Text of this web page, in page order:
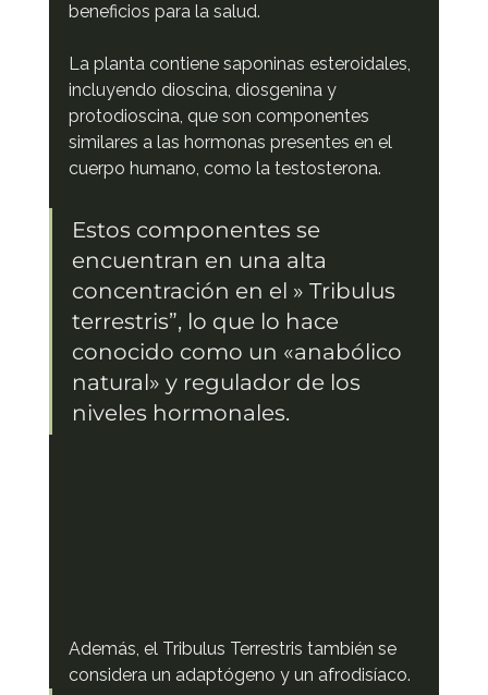
beneficios para la salud.
La planta contiene saponinas esteroidales,
incluyendo dioscina, diosgenina y
protodioscina, que son componentes
similares a las hormonas presentes en el
cuerpo humano, como la testosterona.
Estos componentes se
encuentran en una alta
concentración en el » Tribulus
terrestris”, lo que lo hace
conocido como un «anabólico
natural» y regulador de los
niveles hormonales.
Además, el Tribulus Terrestris también se
considera un adaptógeno y un afrodisíaco.